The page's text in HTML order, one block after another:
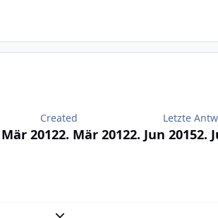
Created
20122. Mär 2012
Letzte
2. Jun 20152.
Expand topic overview